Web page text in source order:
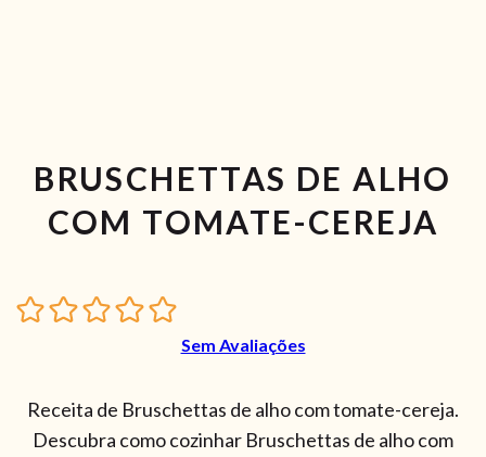
BRUSCHETTAS DE ALHO
COM TOMATE-CEREJA
Sem Avaliações
Receita de Bruschettas de alho com tomate-cereja.
Descubra como cozinhar Bruschettas de alho com